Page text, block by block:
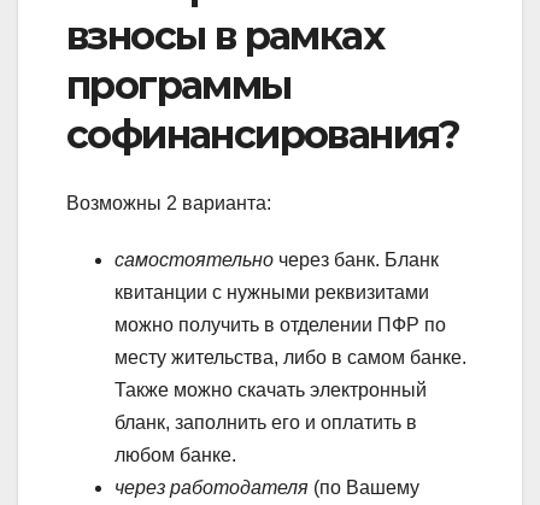
взносы в рамках
программы
софинансирования?
Возможны 2 варианта:
самостоятельно через банк. Бланк
квитанции с нужными реквизитами
можно получить в отделении ПФР по
месту жительства, либо в самом банке.
Также можно скачать электронный
бланк, заполнить его и оплатить в
любом банке.
через работодателя (по Вашему